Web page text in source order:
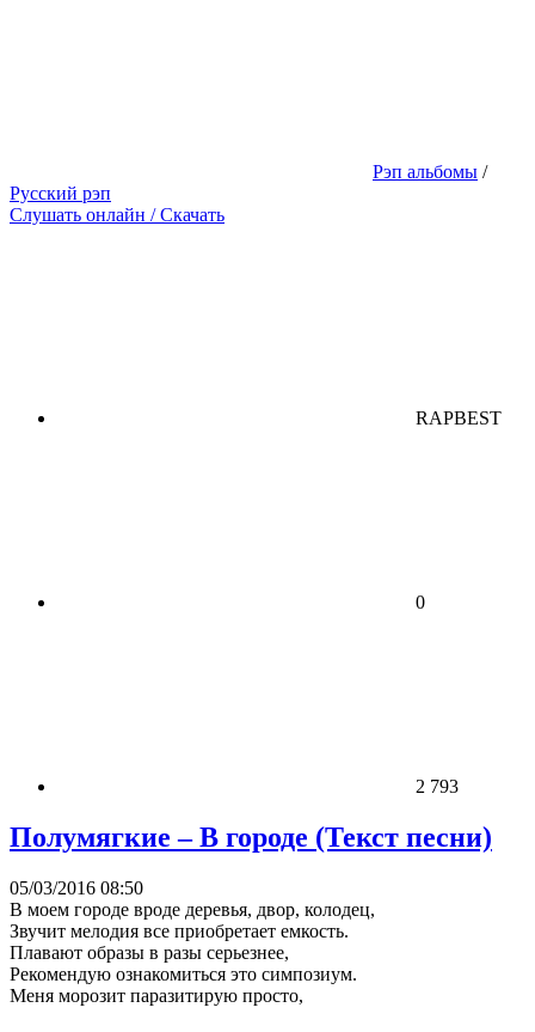
Рэп альбомы /
Русский рэп
Слушать онлайн / Скачать
RAPBEST
0
2 793
Полумягкие – В городе (Текст песни)
05/03/2016 08:50
В моем городе вроде деревья, двор, колодец,
Звучит мелодия все приобретает емкость.
Плавают образы в разы серьезнее,
Рекомендую ознакомиться это симпозиум.
Меня морозит паразитирую просто,